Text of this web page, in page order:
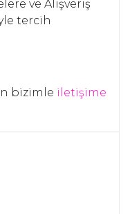
ve Alışveriş
tercih
bizimle iletişime